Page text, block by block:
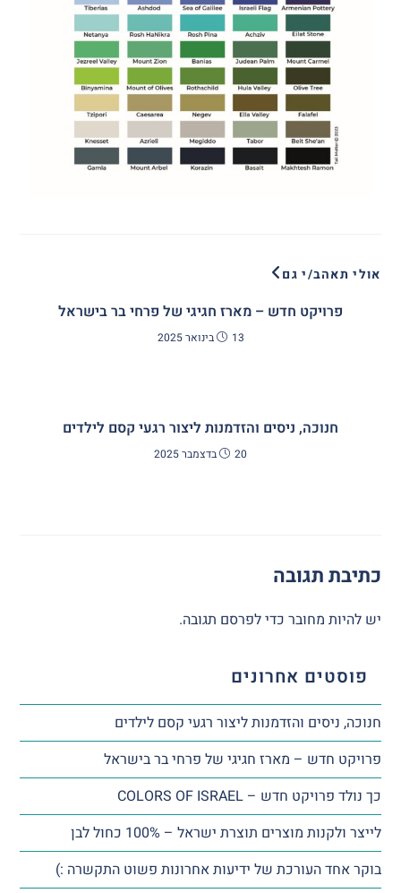
אולי תאהב/י גם
פרויקט חדש – מארז חגיגי של פרחי בר בישראל
13 בינואר 2025
חנוכה, ניסים והזדמנות ליצור רגעי קסם לילדים
20 בדצמבר 2025
כתיבת תגובה
יש להיות מחובר כדי לפרסם תגובה.
פוסטים אחרונים
חנוכה, ניסים והזדמנות ליצור רגעי קסם לילדים
פרויקט חדש – מארז חגיגי של פרחי בר בישראל
כך נולד פרויקט חדש – COLORS OF ISRAEL
לייצר ולקנות מוצרים תוצרת ישראל – 100% כחול לבן
בוקר אחד העורכת של ידיעות אחרונות פשוט התקשרה :)